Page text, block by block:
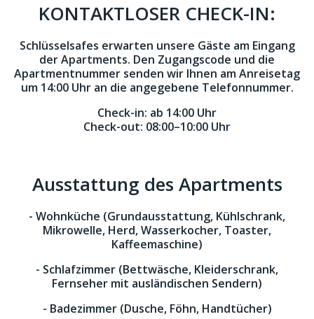
KONTAKTLOSER CHECK-IN:
Schlüsselsafes erwarten unsere Gäste am Eingang
der Apartments. Den Zugangscode und die
Apartmentnummer senden wir Ihnen am Anreisetag
um 14:00 Uhr an die angegebene Telefonnummer.
Check-in: ab 14:00 Uhr
Check-out: 08:00–10:00 Uhr
Ausstattung des Apartments
- Wohnküche (Grundausstattung, Kühlschrank,
Mikrowelle, Herd, Wasserkocher, Toaster,
Kaffeemaschine)
- Schlafzimmer (Bettwäsche, Kleiderschrank,
Fernseher mit ausländischen Sendern)
- Badezimmer (Dusche, Föhn, Handtücher)